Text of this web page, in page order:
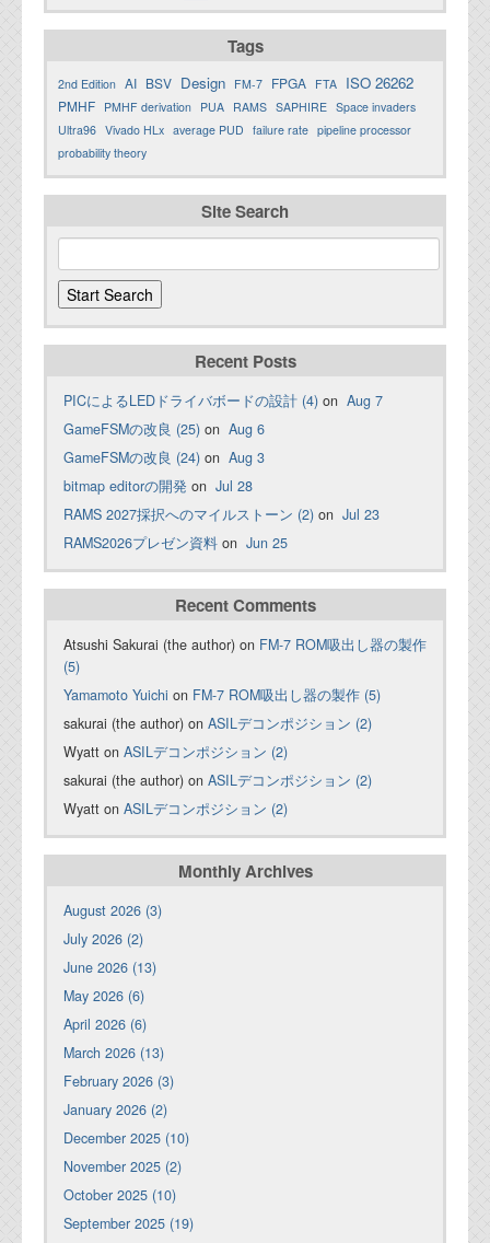
Tags
2nd Edition AI BSV Design FM-7 FPGA FTA ISO 26262
PMHF PMHF derivation PUA RAMS SAPHIRE Space invaders
Ultra96 Vivado HLx average PUD failure rate pipeline processor
probability theory
Site Search
Recent Posts
PICによるLEDドライバボードの設計 (4) on Aug 7
GameFSMの改良 (25) on Aug 6
GameFSMの改良 (24) on Aug 3
bitmap editorの開発 on Jul 28
RAMS 2027採択へのマイルストーン (2) on Jul 23
RAMS2026プレゼン資料 on Jun 25
Recent Comments
Atsushi Sakurai (the author) on FM-7 ROM吸出し器の製作
(5)
Yamamoto Yuichi on FM-7 ROM吸出し器の製作 (5)
sakurai (the author) on ASILデコンポジション (2)
Wyatt on ASILデコンポジション (2)
sakurai (the author) on ASILデコンポジション (2)
Wyatt on ASILデコンポジション (2)
Monthly Archives
August 2026 (3)
July 2026 (2)
June 2026 (13)
May 2026 (6)
April 2026 (6)
March 2026 (13)
February 2026 (3)
January 2026 (2)
December 2025 (10)
November 2025 (2)
October 2025 (10)
September 2025 (19)